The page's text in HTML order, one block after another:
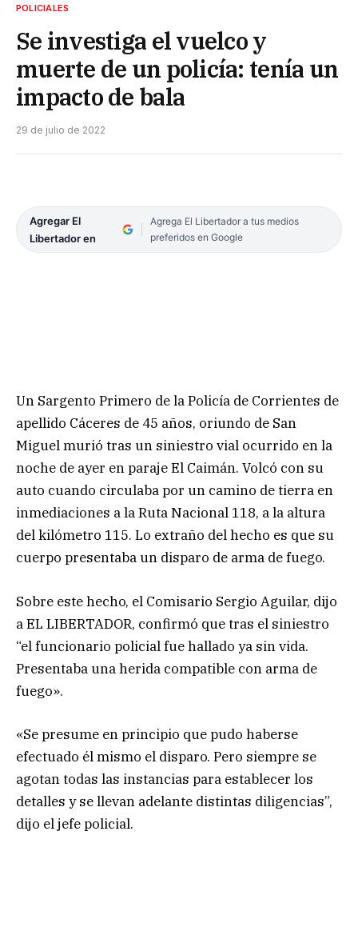
POLICIALES
Se investiga el vuelco y
muerte de un policía: tenía un
impacto de bala
29 de julio de 2022
Agregar El
Libertador en
Agrega El Libertador a tus medios
preferidos en Google
Un Sargento Primero de la Policía de Corrientes de
apellido Cáceres de 45 años, oriundo de San
Miguel murió tras un siniestro vial ocurrido en la
noche de ayer en paraje El Caimán. Volcó con su
auto cuando circulaba por un camino de tierra en
inmediaciones a la Ruta Nacional 118, a la altura
del kilómetro 115. Lo extraño del hecho es que su
cuerpo presentaba un disparo de arma de fuego.
Sobre este hecho, el Comisario Sergio Aguilar, dijo
a EL LIBERTADOR, confirmó que tras el siniestro
“el funcionario policial fue hallado ya sin vida.
Presentaba una herida compatible con arma de
fuego».
«Se presume en principio que pudo haberse
efectuado él mismo el disparo. Pero siempre se
agotan todas las instancias para establecer los
detalles y se llevan adelante distintas diligencias”,
dijo el jefe policial.